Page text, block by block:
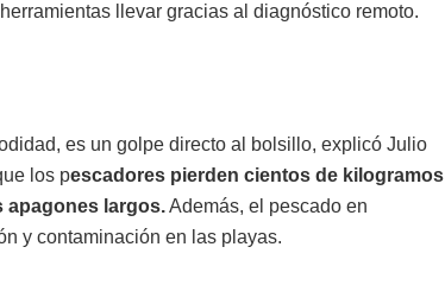
llevar gracias al diagnóstico remoto.
es un golpe directo al bolsillo, explicó Julio
los pescadores pierden cientos de kilogramos
apagones largos.Además, el pescado en
y contaminación en las playas.